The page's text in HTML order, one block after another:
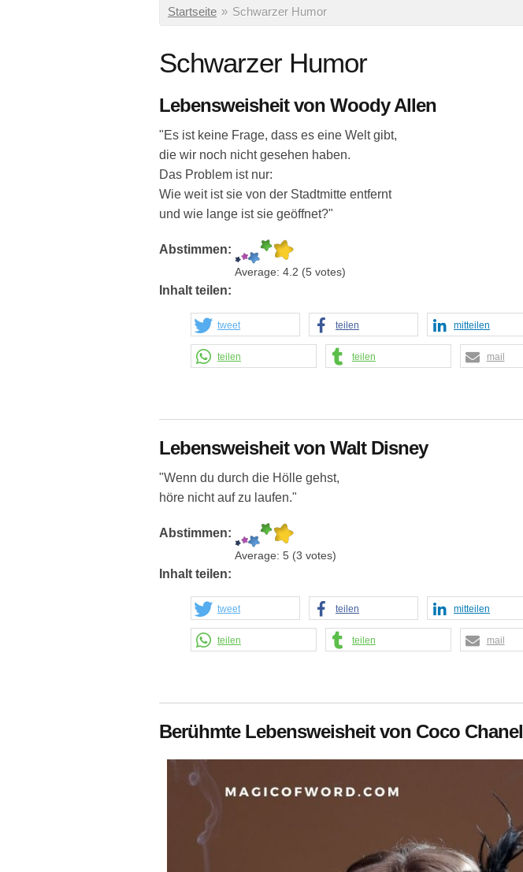
Sie sind hier
Startseite » Schwarzer Humor
Schwarzer Humor
Lebensweisheit von Woody Allen
"Es ist keine Frage, dass es eine Welt gibt,
die wir noch nicht gesehen haben.
Das Problem ist nur:
Wie weit ist sie von der Stadtmitte entfernt
und wie lange ist sie geöffnet?"
Abstimmen:
Average: 4.2 (5 votes)
Inhalt teilen:
tweet teilen mitteilen
teilen teilen mail
Lebensweisheit von Walt Disney
"Wenn du durch die Hölle gehst,
höre nicht auf zu laufen."
Abstimmen:
Average: 5 (3 votes)
Inhalt teilen:
tweet teilen mitteilen
teilen teilen mail
Berühmte Lebensweisheit von Coco Chanel